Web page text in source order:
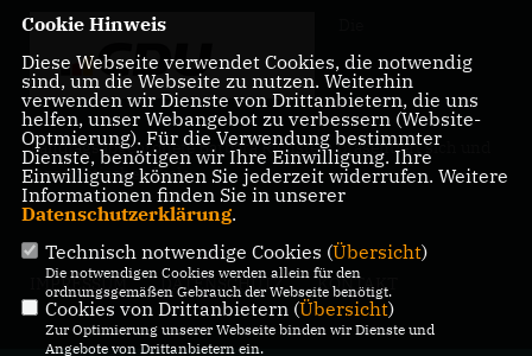
Landtagsabgeordnete Barbara Richstein präsentiert sich und
ihre politischen Ziele.
IMPRESSUM DATENSCHUTZ KONTAKT
Cookie Hinweis
Diese Webseite verwendet Cookies, die notwendig
sind, um die Webseite zu nutzen. Weiterhin
verwenden wir Dienste von Drittanbietern, die uns
helfen, unser Webangebot zu verbessern (Website-
Optmierung). Für die Verwendung bestimmter
Dienste, benötigen wir Ihre Einwilligung. Ihre
Einwilligung können Sie jederzeit widerrufen. Weitere
Informationen finden Sie in unserer
Datenschutzerklärung.
Technisch notwendige Cookies (Übersicht)
Die notwendigen Cookies werden allein für den
ordnungsgemäßen Gebrauch der Webseite benötigt.
Cookies von Drittanbietern (Übersicht)
Zur Optimierung unserer Webseite binden wir Dienste und
Angebote von Drittanbietern ein.